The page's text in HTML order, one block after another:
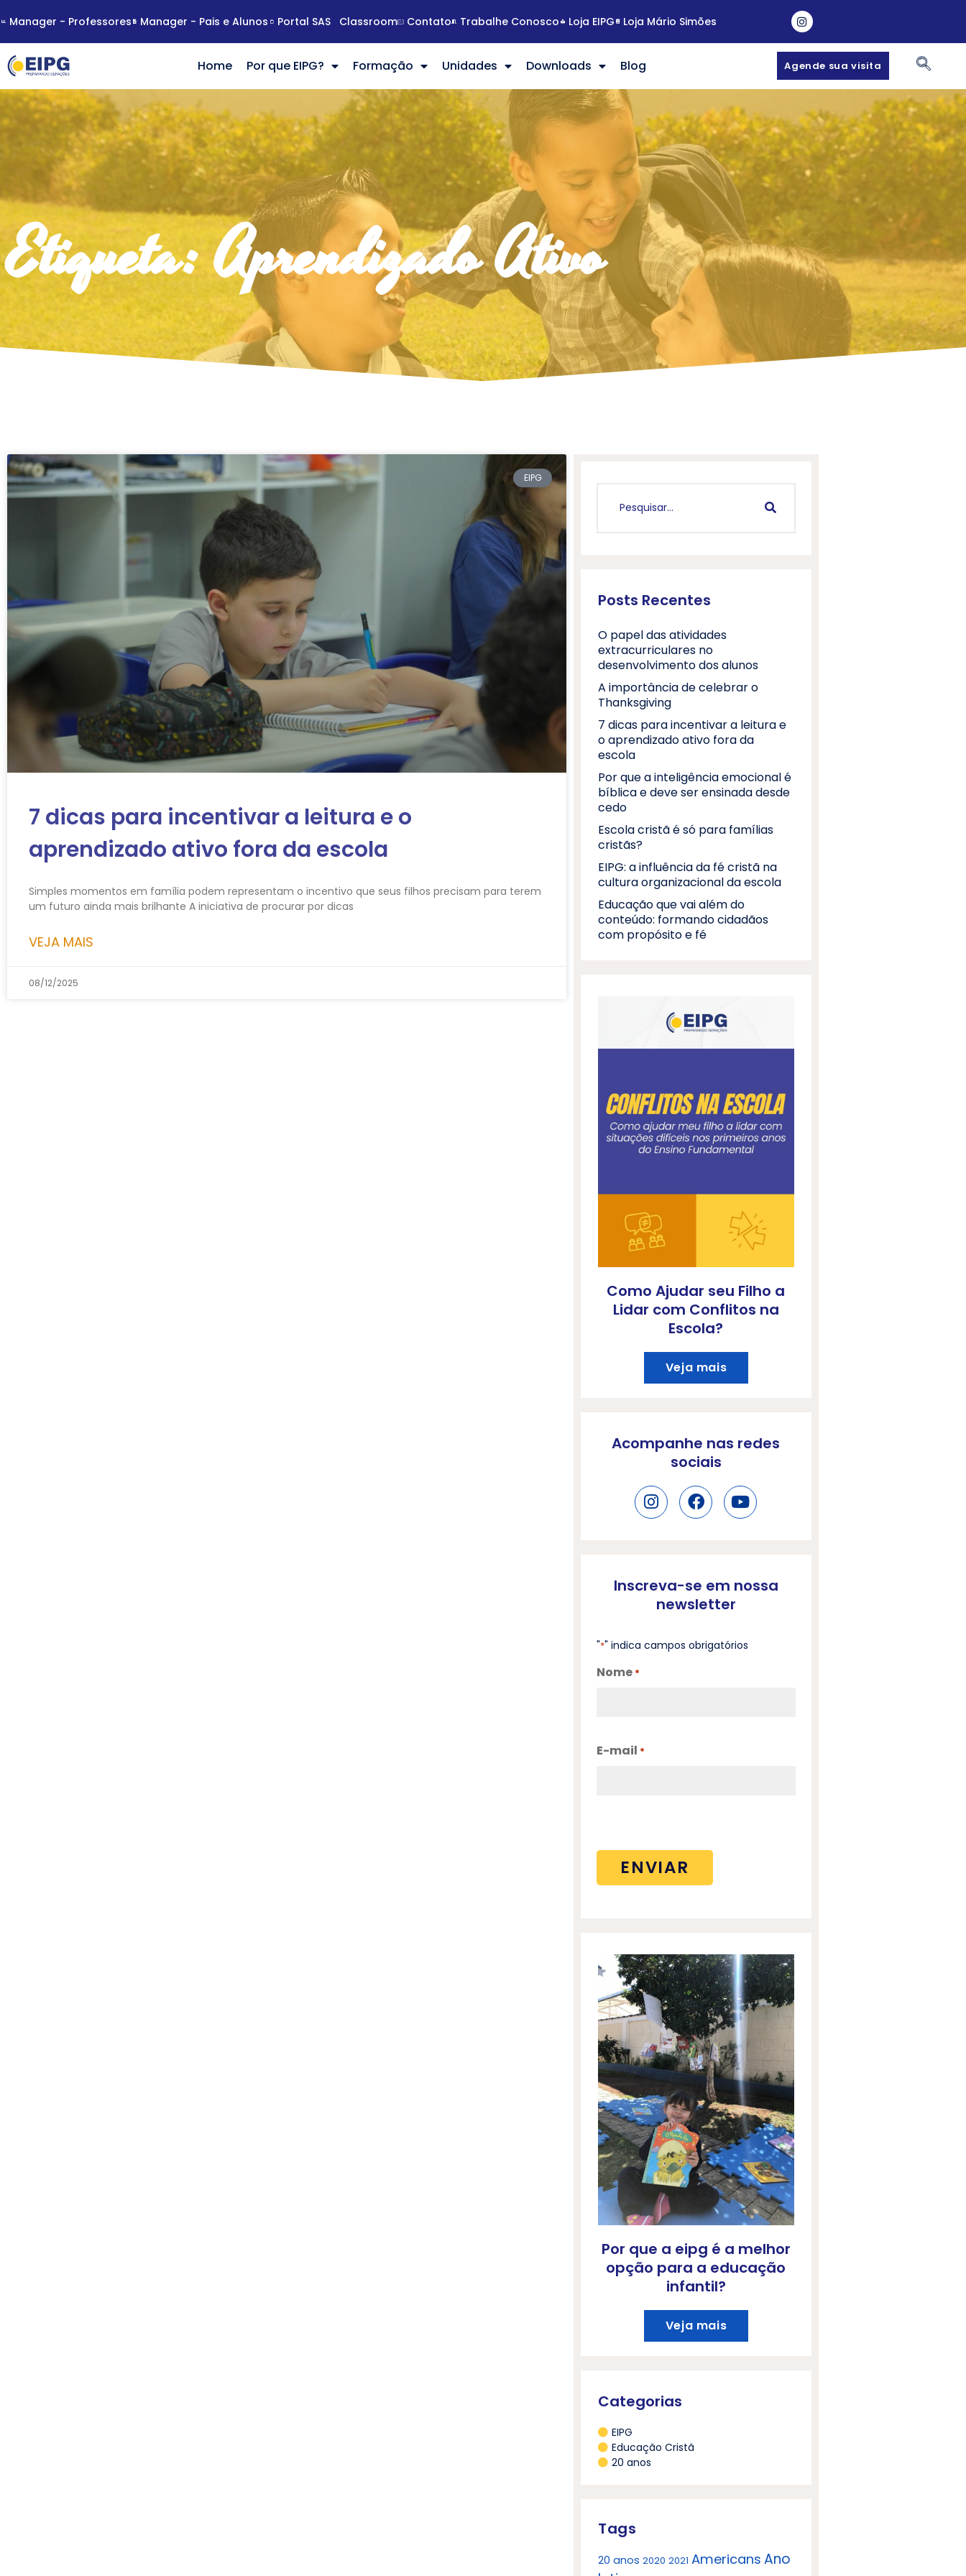
Manager - Professores Manager - Pais e Alunos Portal SAS Classroom Contato Trabalhe Conosco Loja EIPG Loja Mário Simões
Home Por que EIPG? Formação Unidades Downloads Blog Agende sua visita
Etiqueta: Aprendizado Ativo
EIPG
7 dicas para incentivar a leitura e o
aprendizado ativo fora da escola
Simples momentos em família podem representam o incentivo que seus filhos precisam para terem
um futuro ainda mais brilhante A iniciativa de procurar por dicas
VEJA MAIS
08/12/2025
Posts Recentes
O papel das atividades
extracurriculares no
desenvolvimento dos alunos
A importância de celebrar o
Thanksgiving
7 dicas para incentivar a leitura e
o aprendizado ativo fora da
escola
Por que a inteligência emocional é
bíblica e deve ser ensinada desde
cedo
Escola cristã é só para famílias
cristãs?
EIPG: a influência da fé cristã na
cultura organizacional da escola
Educação que vai além do
conteúdo: formando cidadãos
com propósito e fé
Como Ajudar seu Filho a
Lidar com Conflitos na
Escola?
Veja mais
Acompanhe nas redes
sociais
Inscreva-se em nossa
newsletter
"*" indica campos obrigatórios
Nome *
E-mail *
Por que a eipg é a melhor
opção para a educação
infantil?
Veja mais
Categorias
EIPG
Educação Cristã
20 anos
Tags
20 anos 2020 2021 Americans Ano